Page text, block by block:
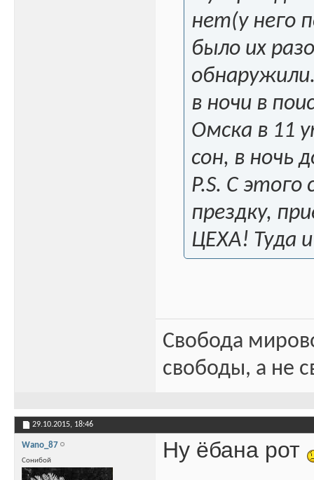
нет(у него
было их
в ночи в
Омска в 11
сон, в ночь
P.S. С
прездку,
ЦЕХА! Туда
Свобода
свободы, а не
29.10.2015, 18:46
Wano_87
Сонибой Ну ёбана рот